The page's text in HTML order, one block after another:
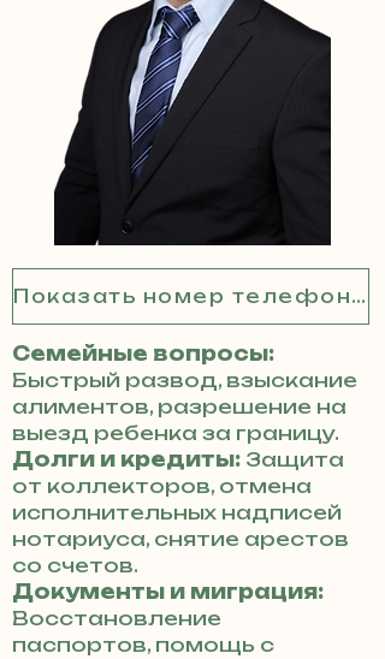
Показать номер телефона
Семейные вопросы:
Быстрый развод, взыскание
алиментов, разрешение на
выезд ребенка за границу.
Долги и кредиты: Защита
от коллекторов, отмена
исполнительных надписей
нотариуса, снятие арестов
со счетов.
Документы и миграция:
Восстановление
паспортов, помощь с